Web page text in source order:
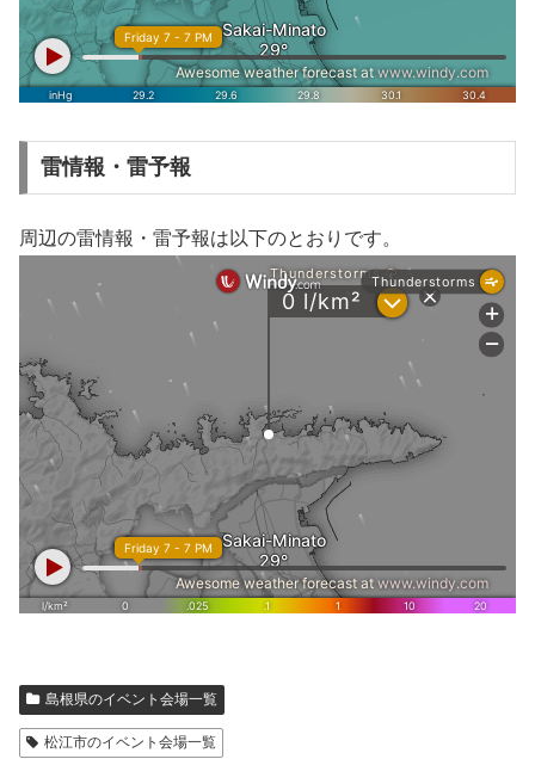
雷情報・雷予報
周辺の雷情報・雷予報は以下のとおりです。
島根県のイベント会場一覧
松江市のイベント会場一覧